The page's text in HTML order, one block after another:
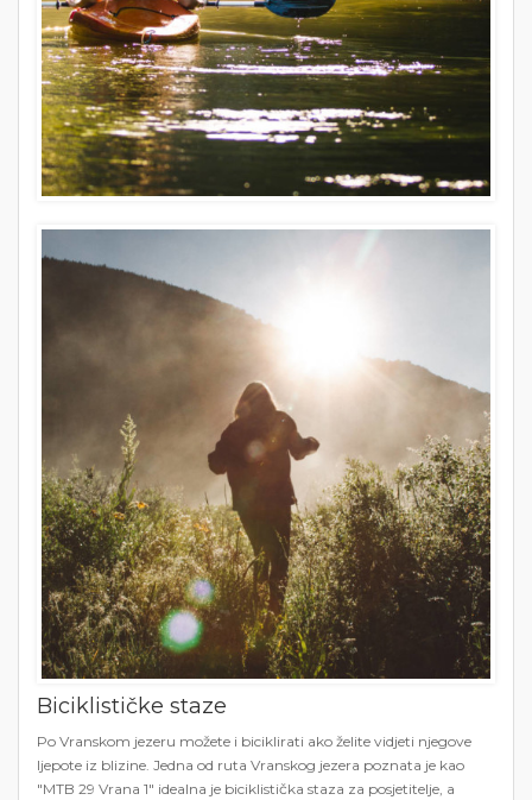
Biciklističke staze
Po Vranskom jezeru možete i biciklirati ako želite vidjeti njegove
ljepote iz blizine. Jedna od ruta Vranskog jezera poznata je kao
"MTB 29 Vrana 1" idealna je biciklistička staza za posjetitelje, a